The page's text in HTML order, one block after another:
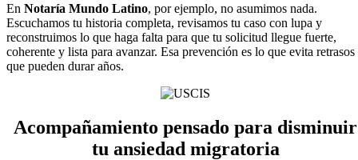
En Notaría Mundo Latino, por ejemplo, no asumimos nada.
Escuchamos tu historia completa, revisamos tu caso con lupa y
reconstruimos lo que haga falta para que tu solicitud llegue fuerte,
coherente y lista para avanzar. Esa prevención es lo que evita retrasos
que pueden durar años.
Acompañamiento pensado para disminuir
tu ansiedad migratoria